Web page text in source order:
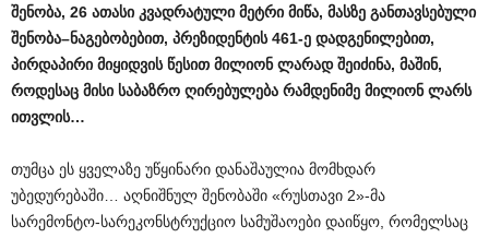
შენობა, 26 ათასი კვადრატული მეტრი მიწა, მასზე განთავსებული
შენობა–ნაგებობებით, პრეზიდენტის461-ე დადგენილებით,
პირდაპირი მიყიდვის წესით მილიონ ლარად შეიძინა, მაშინ,
როდესაც მისი საბაზრო ღირებულება რამდენიმე მილიონ ლარს
ითვლის…
თუმცა ეს ყველაზე უწყინარი დანაშაულია მომხდარ
უბედურებაში… აღნიშნულ შენობაში «რუსთავი 2»-მა
სარემონტო-სარეკონსტრუქციო სამუშაოები დაიწყო, რომელსაც